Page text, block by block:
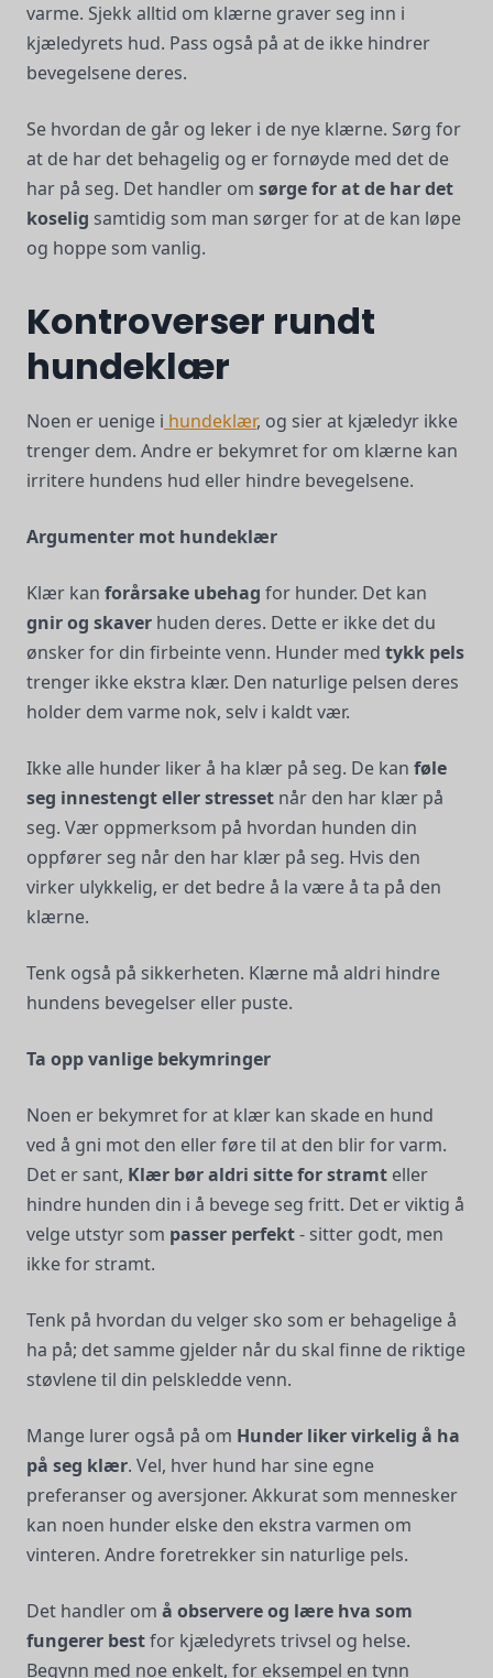
varme. Sjekk alltid om klærne graver seg inn i
kjæledyrets hud. Pass også på at de ikke hindrer
bevegelsene deres.
Se hvordan de går og leker i de nye klærne. Sørg for
at de har det behagelig og er fornøyde med det de
har på seg. Det handler om sørge for at de har det
koselig samtidig som man sørger for at de kan løpe
og hoppe som vanlig.
Kontroverser rundt
hundeklær
Noen er uenige i hundeklær, og sier at kjæledyr ikke
trenger dem. Andre er bekymret for om klærne kan
irritere hundens hud eller hindre bevegelsene.
Argumenter mot hundeklær
Klær kan forårsake ubehag for hunder. Det kan
gnir og skaver huden deres. Dette er ikke det du
ønsker for din firbeinte venn. Hunder med tykk pels
trenger ikke ekstra klær. Den naturlige pelsen deres
holder dem varme nok, selv i kaldt vær.
Ikke alle hunder liker å ha klær på seg. De kan føle
seg innestengt eller stresset når den har klær på
seg. Vær oppmerksom på hvordan hunden din
oppfører seg når den har klær på seg. Hvis den
virker ulykkelig, er det bedre å la være å ta på den
klærne.
Tenk også på sikkerheten. Klærne må aldri hindre
hundens bevegelser eller puste.
Ta opp vanlige bekymringer
Noen er bekymret for at klær kan skade en hund
ved å gni mot den eller føre til at den blir for varm.
Det er sant, Klær bør aldri sitte for stramt eller
hindre hunden din i å bevege seg fritt. Det er viktig å
velge utstyr som passer perfekt- sitter godt, men
ikke for stramt.
Tenk på hvordan du velger sko som er behagelige å
ha på; det samme gjelder når du skal finne de riktige
støvlene til din pelskledde venn.
Mange lurer også på om Hunder liker virkelig å ha
på seg klær. Vel, hver hund har sine egne
preferanser og aversjoner. Akkurat som mennesker
kan noen hunder elske den ekstra varmen om
vinteren. Andre foretrekker sin naturlige pels.
Det handler om å observere og lære hva som
fungerer bestfor kjæledyrets trivsel og helse.
Begynn med noe enkelt, for eksempel en tynn